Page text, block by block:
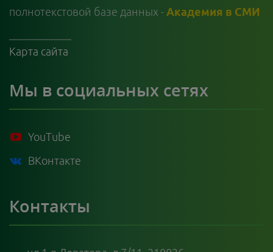
полнотекстовой базе данных - Академия в СМИ
Карта сайта
Мы в социальных сетях
YouTube
ВКонтакте
Контакты